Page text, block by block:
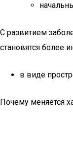
С развитием
становятся более
в виде
Почему меняется